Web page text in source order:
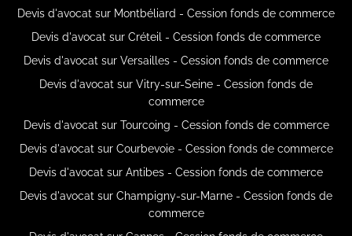
Devis d'avocat sur Montbéliard - Cession fonds de commerce
Devis d'avocat sur Créteil - Cession fonds de commerce
Devis d'avocat sur Versailles - Cession fonds de commerce
Devis d'avocat sur Vitry-sur-Seine - Cession fonds de
commerce
Devis d'avocat sur Tourcoing - Cession fonds de commerce
Devis d'avocat sur Courbevoie - Cession fonds de commerce
Devis d'avocat sur Antibes - Cession fonds de commerce
Devis d'avocat sur Champigny-sur-Marne - Cession fonds de
commerce